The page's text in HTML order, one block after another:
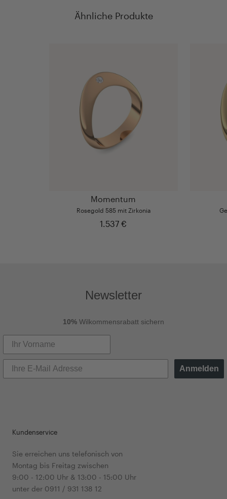
Ähnliche Produkte
Momentum
Rosegold 585 mit Zirkonia
1.537 €
Newsletter
10% Wilkommensrabatt sichern
Anmelden
Kundenservice
Sie erreichen uns telefonisch von
Montag bis Freitag zwischen
9:00 - 12:00 Uhr & 13:00 - 15:00 Uhr
unter der 0911 / 931 138 12